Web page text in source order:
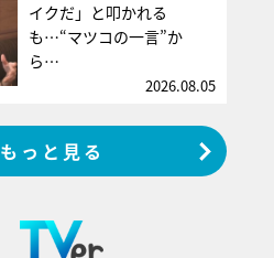
イクだ」と叩かれる
も…“マツコの一言”か
ら…
2026.08.05
もっと見る